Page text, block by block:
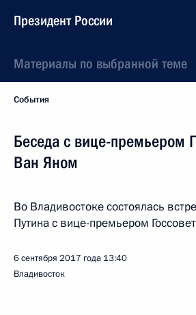
Президент России
Материалы по выбранной теме
События
Беседа с вице-премьером
Ван Яном
Во Владивостоке состоялась
Путина с вице-премьером
6 сентября 2017 года 13:40
Владивосток